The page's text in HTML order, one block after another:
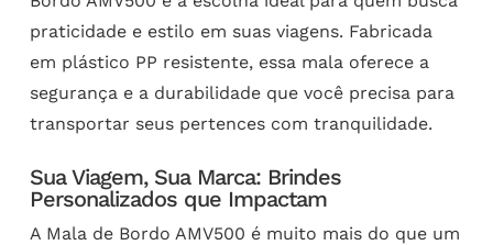
praticidade e estilo em suas viagens. Fabricada
em plástico PP resistente, essa mala oferece a
segurança e a durabilidade que você precisa para
transportar seus pertences com tranquilidade.
Sua Viagem, Sua Marca: Brindes
Personalizados que Impactam
A Mala de Bordo AMV500 é muito mais do que um